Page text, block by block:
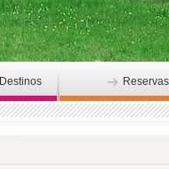
Destinos Reservas